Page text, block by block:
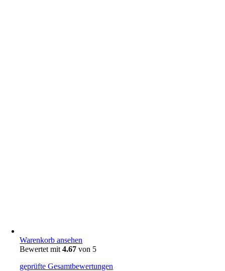
Warenkorb ansehen
Bewertet mit4.67 von 5
geprüfte Gesamtbewertungen